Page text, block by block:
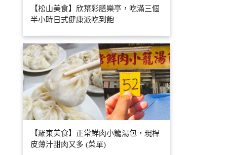
【松山美食】欣葉彩膳樂亭，吃滿三個
半小時日式健康派吃到飽
【羅東美食】正常鮮肉小籠湯包，現桿
皮薄汁甜肉又多 (菜單)